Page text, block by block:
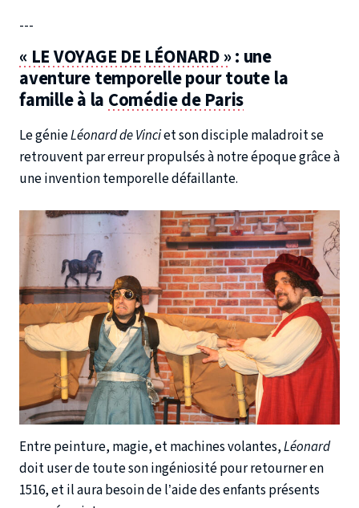
---
« LE VOYAGE DE LÉONARD »: une
aventure temporelle pour toute la
famille à la Comédie de Paris
Le génieLéonard de Vinciet son disciple maladroit se
retrouvent par erreur propulsés à notre époque grâce à
une invention temporelle défaillante.
Entre peinture, magie, et machines volantes,Léonard
doit user de toute son ingéniosité pour retourner en
1516, et il aura besoin de l’aide des enfants présents